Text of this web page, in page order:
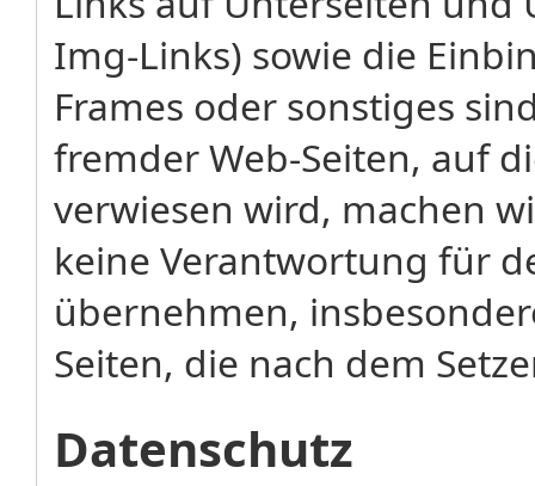
Img-Links) sowie die
Frames oder sonstiges
fremder Web-Seiten, auf
verwiesen wird, machen
keine Verantwortung für
übernehmen,
Seiten, die nach dem
Datenschutz